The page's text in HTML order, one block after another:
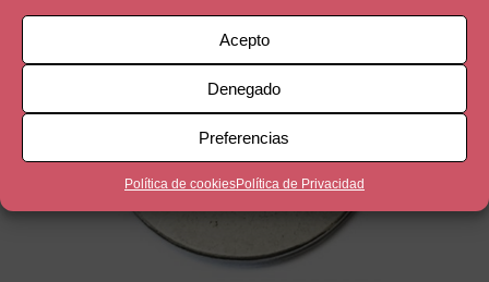
Acepto
Denegado
Preferencias
Política de cookiesPolítica de Privacidad